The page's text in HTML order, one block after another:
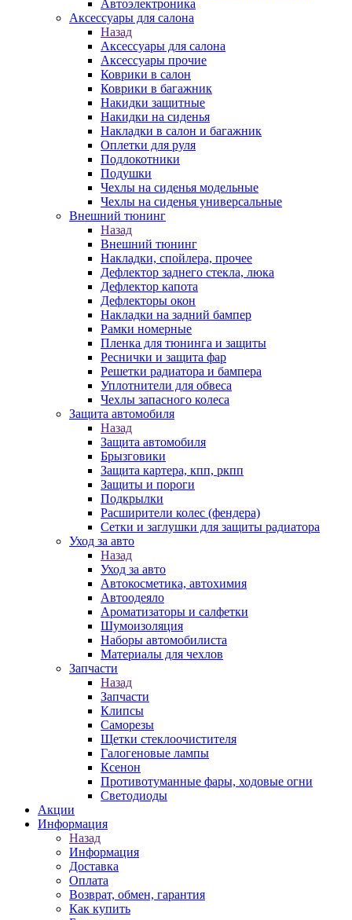
Автоэлектроника
Аксессуары для салона
Назад
Аксессуары для салона
Аксессуары прочие
Коврики в салон
Коврики в багажник
Накидки защитные
Накидки на сиденья
Накладки в салон и багажник
Оплетки для руля
Подлокотники
Подушки
Чехлы на сиденья модельные
Чехлы на сиденья универсальные
Внешний тюнинг
Назад
Внешний тюнинг
Накладки, спойлера, прочее
Дефлектор заднего стекла, люка
Дефлектор капота
Дефлекторы окон
Накладки на задний бампер
Рамки номерные
Пленка для тюнинга и защиты
Реснички и защита фар
Решетки радиатора и бампера
Уплотнители для обвеса
Чехлы запасного колеса
Защита автомобиля
Назад
Защита автомобиля
Брызговики
Защита картера, кпп, ркпп
Защиты и пороги
Подкрылки
Расширители колес (фендера)
Сетки и заглушки для защиты радиатора
Уход за авто
Назад
Уход за авто
Автокосметика, автохимия
Автоодеяло
Ароматизаторы и салфетки
Шумоизоляция
Наборы автомобилиста
Материалы для чехлов
Запчасти
Назад
Запчасти
Клипсы
Саморезы
Щетки стеклоочистителя
Галогеновые лампы
Ксенон
Противотуманные фары, ходовые огни
Светодиоды
Акции
Информация
Назад
Информация
Доставка
Оплата
Возврат, обмен, гарантия
Как купить